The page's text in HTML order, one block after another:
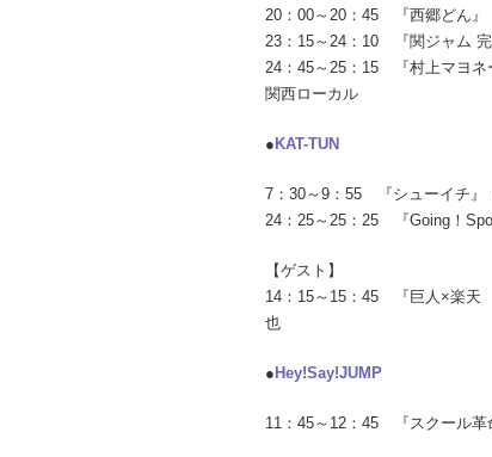
20：00～20：45 『西郷どん
23：15～24：10 『関ジャム 完
24：45～25：15 『村上マヨ
関西ローカル
● KAT-TUN
7：30～9：55 『シューイチ
24：25～25：25 『Going！
【ゲスト】
14：15～15：45 『巨人×楽天
也
● Hey!Say!JUMP
11：45～12：45 『スクール